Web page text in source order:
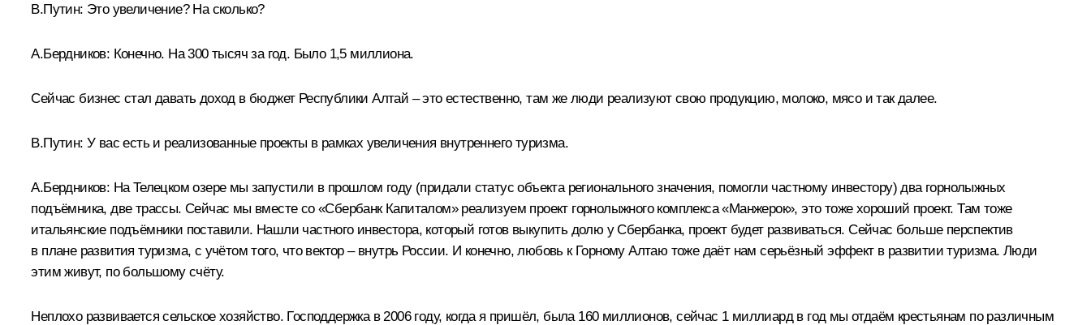
В.Путин: Это увеличение? На сколько?
А.Бердников: Конечно. На 300 тысяч за год. Было 1,5 миллиона.
Сейчас бизнес стал давать доход в бюджет Республики Алтай – это естественно, там же люди реализуют свою продукцию, молоко, мясо и так далее.
В.Путин: У вас есть и реализованные проекты в рамках увеличения внутреннего туризма.
А.Бердников: На Телецком озере мы запустили в прошлом году (придали статус объекта регионального значения, помогли частному инвестору) два горнолыжных
подъёмника, две трассы. Сейчас мы вместе со «Сбербанк Капиталом» реализуем проект горнолыжного комплекса «Манжерок», это тоже хороший проект. Там тоже
итальянские подъёмники поставили. Нашли частного инвестора, который готов выкупить долю у Сбербанка, проект будет развиваться. Сейчас больше перспектив
в плане развития туризма, с учётом того, что вектор – внутрь России. И конечно, любовь к Горному Алтаю тоже даёт нам серьёзный эффект в развитии туризма. Люди
этим живут, по большому счёту.
Неплохо развивается сельское хозяйство. Господдержка в 2006 году, когда я пришёл, была 160 миллионов, сейчас 1 миллиард в год мы отдаём крестьянам по различным